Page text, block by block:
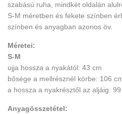
szabású ruha, mindkét oldalán
S-M méretben és fekete színben
színben és anyagban azonos öv.
Méretei:
S-M
ujja hossza a nyakától: 43 cm
bősége a mellrésznél körbe: 106
a hossza a nyakrésztől az aljáig: 99
Anyagösszetétel: